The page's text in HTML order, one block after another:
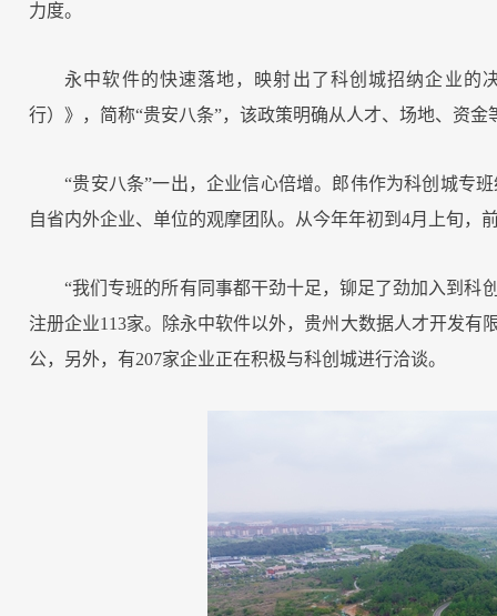
力度。
永中软件的快速落地，映射出了科创城招纳企业的
行）》，简称“贵安八条”，该政策明确从人才、场地、资
“贵安八条”一出，企业信心倍增。郎伟作为科创城专
自省内外企业、单位的观摩团队。从今年年初到4月上旬，
“我们专班的所有同事都干劲十足，铆足了劲加入到科
注册企业113家。除永中软件以外，贵州大数据人才开发
公，另外，有207家企业正在积极与科创城进行洽谈。